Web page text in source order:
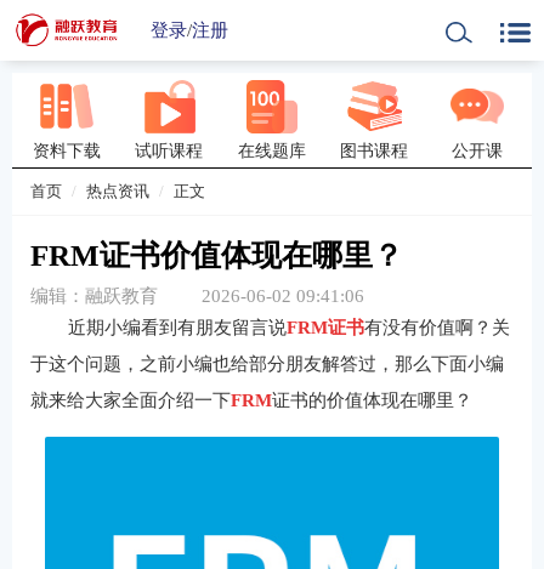
登录/注册
资料下载 试听课程 在线题库 图书课程 公开课
首页 热点资讯 正文
FRM证书价值体现在哪里？
编辑：融跃教育
2026-06-02 09:41:06
近期小编看到有朋友留言说FRM证书有没有价值啊？关
于这个问题，之前小编也给部分朋友解答过，那么下面小编
就来给大家全面介绍一下FRM证书的价值体现在哪里？